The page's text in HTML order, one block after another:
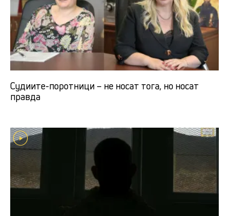
Судиите-поротници – не носат тога, но носат
правда